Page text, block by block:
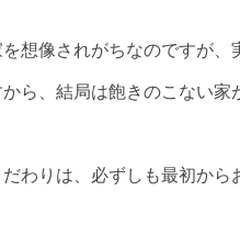
想像されがちなのですが、
ら、結局は飽きのこない家
わりは、必ずしも最初から